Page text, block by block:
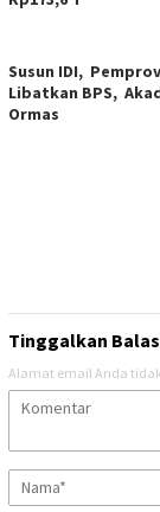
Susun IDI,
Libatkan BPS,
Ormas
Tinggalkan
Alamat email Anda